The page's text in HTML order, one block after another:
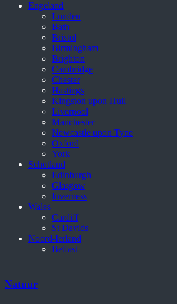
Engeland
Londen
Bath
Bristol
Birmingham
Brighton
Cambridge
Chester
Hastings
Kingston upon Hull
Liverpool
Manchester
Newcastle upon Tyne
Oxford
York
Schotland
Edinburgh
Glasgow
Inverness
Wales
Cardiff
St Davids
Noord-Ierland
Belfast
Natuur